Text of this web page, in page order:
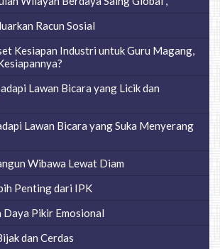
Racun Sosial
Kesiapan Industri untuk Guru Magang,
Lawan Bicara yang Licik dan
Lawan Bicara yang Suka Menyerang
Wibawa Lewat Diam
Penting dari IPK
Daya Pikir Emosional
dan Cerdas